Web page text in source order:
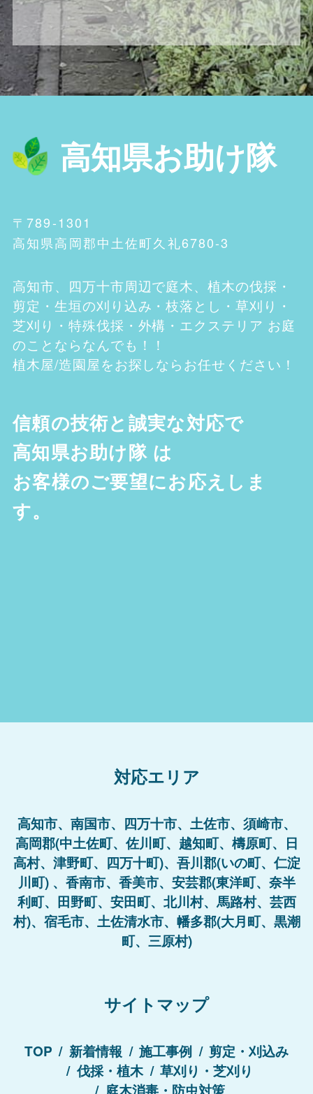
高知県お助け隊
〒789-1301
高知県高岡郡中土佐町久礼6780-3
高知市、四万十市周辺で庭木、植木の伐採・
剪定・生垣の刈り込み・枝落とし・草刈り・
芝刈り・特殊伐採・外構・エクステリア お庭
のことならなんでも！！
植木屋/造園屋をお探しならお任せください！
信頼の技術と誠実な対応で
高知県お助け隊 は
お客様のご要望にお応えしま
す。
対応エリア
高知市、南国市、四万十市、土佐市、須崎市、
高岡郡(中土佐町、佐川町、越知町、檮原町、日
高村、津野町、四万十町)、吾川郡(いの町、仁淀
川町) 、香南市、香美市、安芸郡(東洋町、奈半
利町、田野町、安田町、北川村、馬路村、芸西
村)、宿毛市、土佐清水市、幡多郡(大月町、黒潮
町、三原村)
サイトマップ
TOP 新着情報 施工事例
剪定・刈込み
伐採・植木
草刈り・芝刈り
庭木消毒・防虫対策